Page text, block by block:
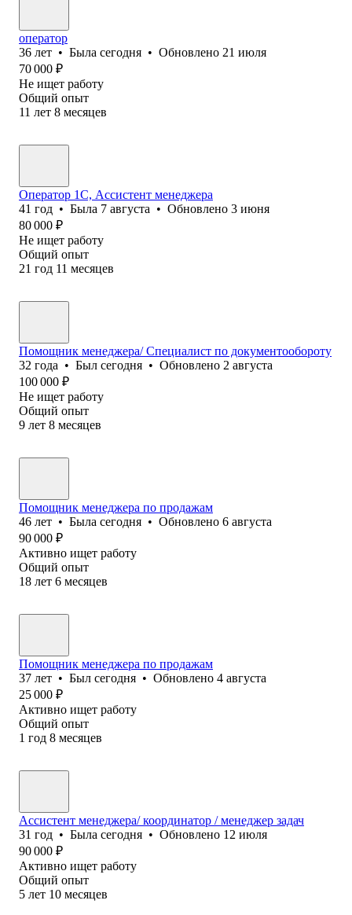
оператор
36 лет • Была сегодня • Обновлено 21 июля
70 000 ₽
Не ищет работу
Общий опыт
11 лет 8 месяцев
Оператор 1С, Ассистент менеджера
41 год • Была 7 августа • Обновлено 3 июня
80 000 ₽
Не ищет работу
Общий опыт
21 год 11 месяцев
Помощник менеджера/ Специалист по документообороту
32 года • Был сегодня • Обновлено 2 августа
100 000 ₽
Не ищет работу
Общий опыт
9 лет 8 месяцев
Помощник менеджера по продажам
46 лет • Была сегодня • Обновлено 6 августа
90 000 ₽
Активно ищет работу
Общий опыт
18 лет 6 месяцев
Помощник менеджера по продажам
37 лет • Был сегодня • Обновлено 4 августа
25 000 ₽
Активно ищет работу
Общий опыт
1 год 8 месяцев
Ассистент менеджера/ координатор / менеджер задач
31 год • Была сегодня • Обновлено 12 июля
90 000 ₽
Активно ищет работу
Общий опыт
5 лет 10 месяцев